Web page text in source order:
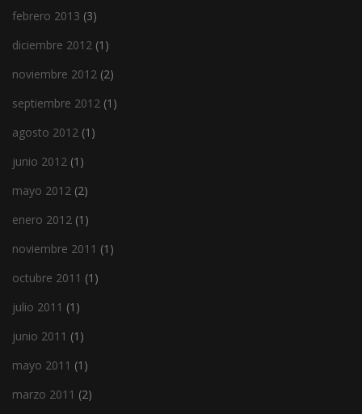
febrero 2013 (3)
diciembre 2012 (1)
noviembre 2012 (2)
septiembre 2012 (1)
agosto 2012 (1)
junio 2012 (1)
mayo 2012 (2)
enero 2012 (1)
noviembre 2011 (1)
octubre 2011 (1)
julio 2011 (1)
junio 2011 (1)
mayo 2011 (1)
marzo 2011 (2)